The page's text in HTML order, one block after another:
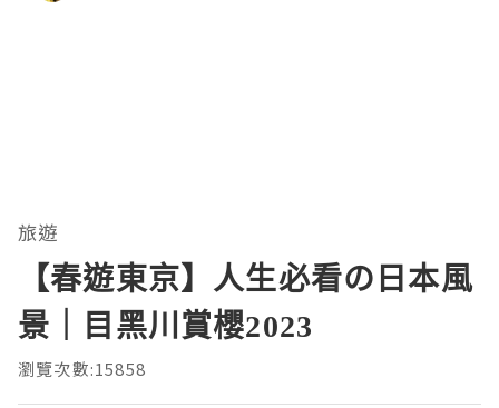
旅遊
【春遊東京】人生必看の日本風
景｜目黑川賞櫻2023
瀏覽次數:15858